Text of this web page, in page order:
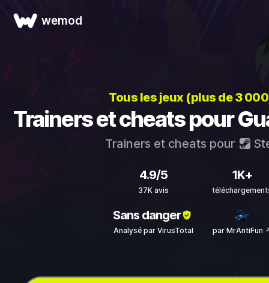
wemod
Tous les jeux (plus de 3
Trainers et cheats pour
Trainers et cheats pour
4.9/5
37K avis
1K+
Sans danger
Analysé par VirusTotal par MrAntiFun